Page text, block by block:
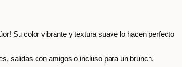
Su color vibrante y textura suave lo hacen perfecto
salidas con amigos o incluso para un brunch.